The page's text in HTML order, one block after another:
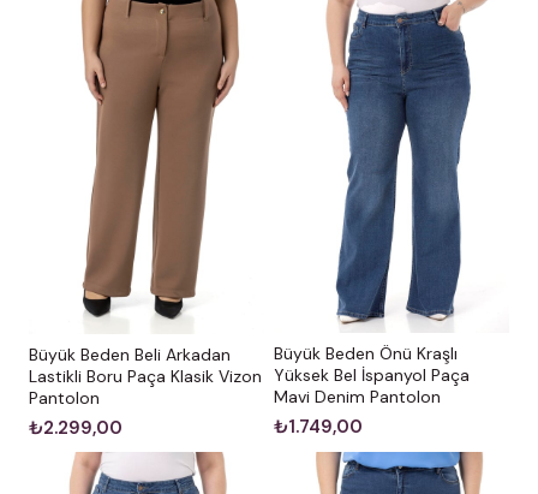
Büyük Beden Beli Arkadan
Lastikli Boru Paça Klasik Vizon
Pantolon
₺2.299,00
Büyük Beden Önü Kraşlı
Yüksek Bel İspanyol Paça
Mavi Denim Pantolon
₺1.749,00